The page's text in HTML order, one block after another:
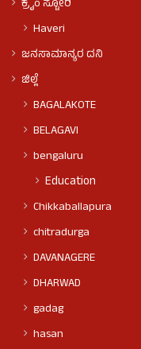
ಕ್ರೈಂ ಸ್ಟೋರಿ
Haveri
ಜನಸಾಮಾನ್ಯರ ದನಿ
ಜಿಲ್ಲೆ
BAGALAKOTE
BELAGAVI
bengaluru
Education
Chikkaballapura
chitradurga
DAVANAGERE
DHARWAD
gadag
hasan